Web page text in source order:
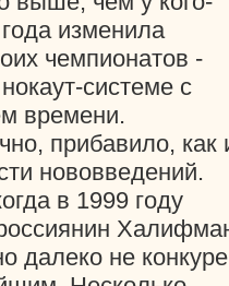
изменила
чемпионатов -
системе с
времени.
прибавило, как
нововведений.
в 1999 году
далеко не